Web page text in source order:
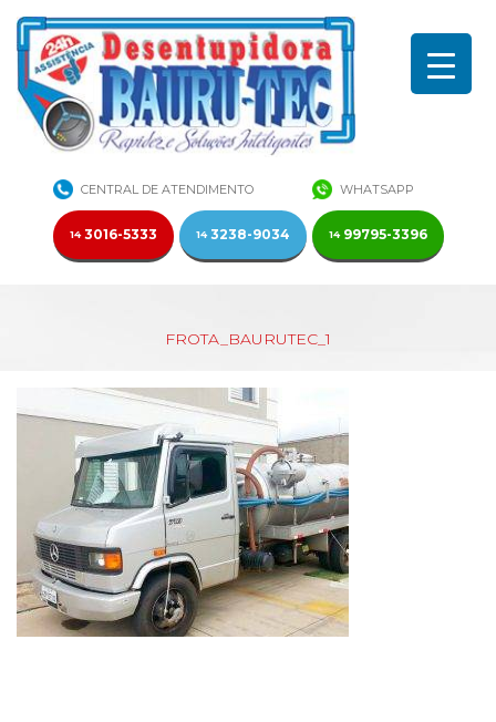
CENTRAL DE ATENDIMENTO
14 3016-5333 14 3238-9034
WHATSAPP
14 99795-3396
FROTA_BAURUTEC_1